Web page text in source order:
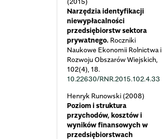
Narzędzia identyfikacji
niewypłacalności
przedsiębiorstw sektora
prywatnego. Roczniki
Naukowe Ekonomii Rolnictwa i
Rozwoju Obszarów Wiejskich,
102(4), 18.
10.22630/RNR.2015.102.4.33
Henryk Runowski (2008)
Poziom i struktura
przychodów, kosztów i
wyników finansowych w
przedsiębiorstwach